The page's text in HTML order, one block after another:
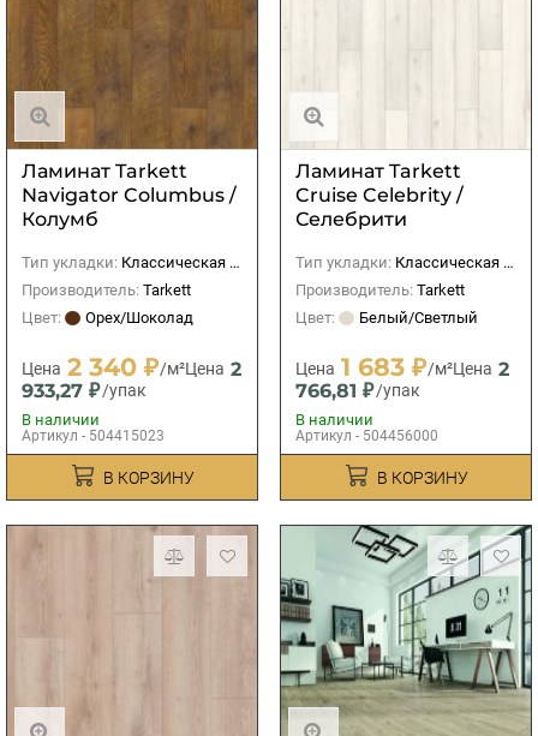
Ламинат Tarkett
Navigator Columbus /
Колумб
Тип укладки: Классическая (прямая)
Производитель: Tarkett
Цвет:
Орех/Шоколад
Цена 2 340 ₽/м²Цена 2
933,27 ₽/упак
В наличии
Артикул - 504415023
В КОРЗИНУ
Ламинат Tarkett
Cruise Celebrity /
Селебрити
Тип укладки: Классическая (прямая)
Производитель: Tarkett
Цвет:
Белый/Светлый
Цена 1 683 ₽/м²Цена 2
766,81 ₽/упак
В наличии
Артикул - 504456000
В КОРЗИНУ